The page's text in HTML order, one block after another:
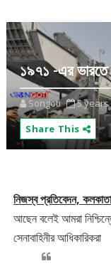
১৯৭১ -এর ভারতে
Songoti 5 years
Share This
নিজস্ব প্রতিবেদন,
আছেন বলেই আমরা
সেনাবাহিনীর আধিকারিকরা